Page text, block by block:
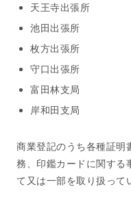
天王寺出張所
池田出張所
枚方出張所
守口出張所
富田林支局
岸和田支局
商業登記のうち各種証明
務、印鑑カードに関する
て又は一部を取り扱って